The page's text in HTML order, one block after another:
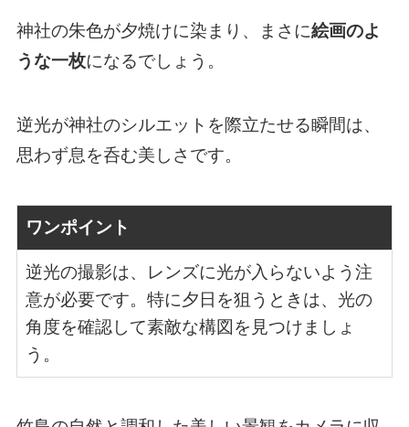
神社の朱色が夕焼けに染まり、まさに絵画のよ
うな一枚になるでしょう。
逆光が神社のシルエットを際立たせる瞬間は、
思わず息を呑む美しさです。
ワンポイント
逆光の撮影は、レンズに光が入らないよう注
意が必要です。特に夕日を狙うときは、光の
角度を確認して素敵な構図を見つけましょ
う。